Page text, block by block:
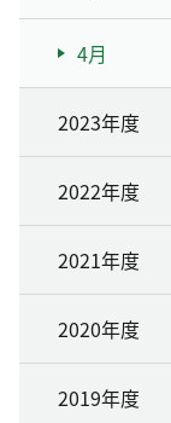
4月
2023年度
2022年度
2021年度
2020年度
2019年度